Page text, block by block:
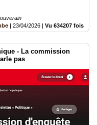
| 23/04/2026 | Vu 634207 fois
- La commission
pas